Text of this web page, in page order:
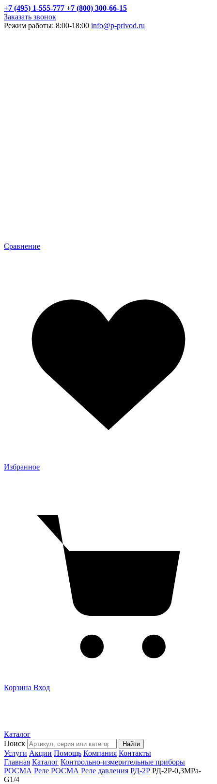
+7 (495) 1-555-777 +7 (800) 300-66-15
Заказать звонок
Режим работы: 8:00-18:00 info@p-privod.ru
Сравнение
Избранное
Корзина Вход
Каталог
Поиск
Найти
Услуги Акции Помощь Компания Контакты
Главная Каталог Контрольно-измерительные приборы
РОСМА Реле РОСМА Реле давления РД-2Р РД-2Р-0,3MPa-
G1/4